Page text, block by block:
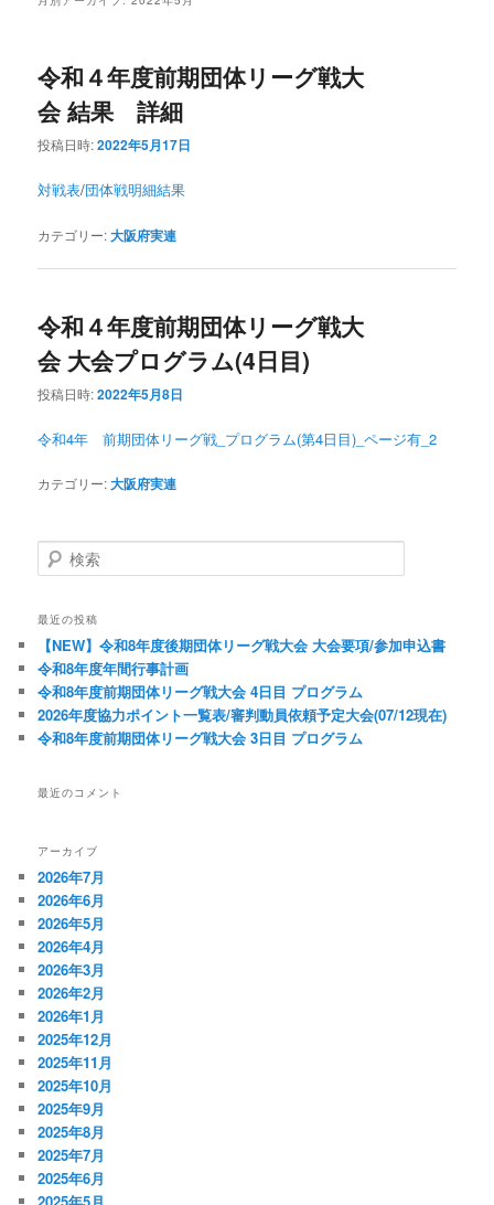
令和４年度前期団体リーグ戦大
会 結果 詳細
投稿日時:2022年5月17日
対戦表/団体戦明細結果
カテゴリー:大阪府実連
令和４年度前期団体リーグ戦大
会 大会プログラム(4日目)
投稿日時:2022年5月8日
令和4年 前期団体リーグ戦_プログラム(第4日目)_ページ有_2
カテゴリー:大阪府実連
検索
最近の投稿
【NEW】令和8年度後期団体リーグ戦大会 大会要項/参加申込書
令和8年度年間行事計画
令和8年度前期団体リーグ戦大会 4日目 プログラム
2026年度協力ポイント一覧表/審判動員依頼予定大会(07/12現在)
令和8年度前期団体リーグ戦大会 3日目 プログラム
最近のコメント
アーカイブ
2026年7月
2026年6月
2026年5月
2026年4月
2026年3月
2026年2月
2026年1月
2025年12月
2025年11月
2025年10月
2025年9月
2025年8月
2025年7月
2025年6月